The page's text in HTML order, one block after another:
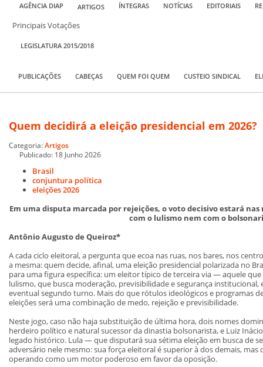
AGÊNCIA DIAP ARTIGOS ÍNTEGRAS NOTÍCIAS EDITORIAIS
Principais Votações
LEGISLATURA 2015/2018
PUBLICAÇÕES CABEÇAS QUEM FOI QUEM CUSTEIO SINDICAL
Quem decidirá a eleição presidencial em 2026?
Categoria:Artigos
Publicado: 18 Junho 2026
Brasil
conjuntura política
eleições 2026
Em uma disputa marcada por rejeições, o voto decisivo estará
com o lulismo nem com o
Antônio Augusto de Queiroz*
A cada ciclo eleitoral, a pergunta que ecoa nas ruas, nos bares, nos
a mesma: quem decide, afinal, uma eleição presidencial polarizada no
para uma figura específica: um eleitor típico de terceira via — aquele
lulismo, que busca moderação, previsibilidade e segurança institucional,
eventual segundo turno. Mais do que rótulos ideológicos e programas
eleições será uma combinação de medo, rejeição e previsibilidade.
Neste jogo, caso não haja substituição de última hora, dois nomes
herdeiro político e natural sucessor da dinastia bolsonarista, e Luiz
legado histórico. Lula — que disputará sua sétima eleição em busca de
adversário nele mesmo: sua força eleitoral é superior à dos demais,
operando como um motor poderoso em favor da oposição.